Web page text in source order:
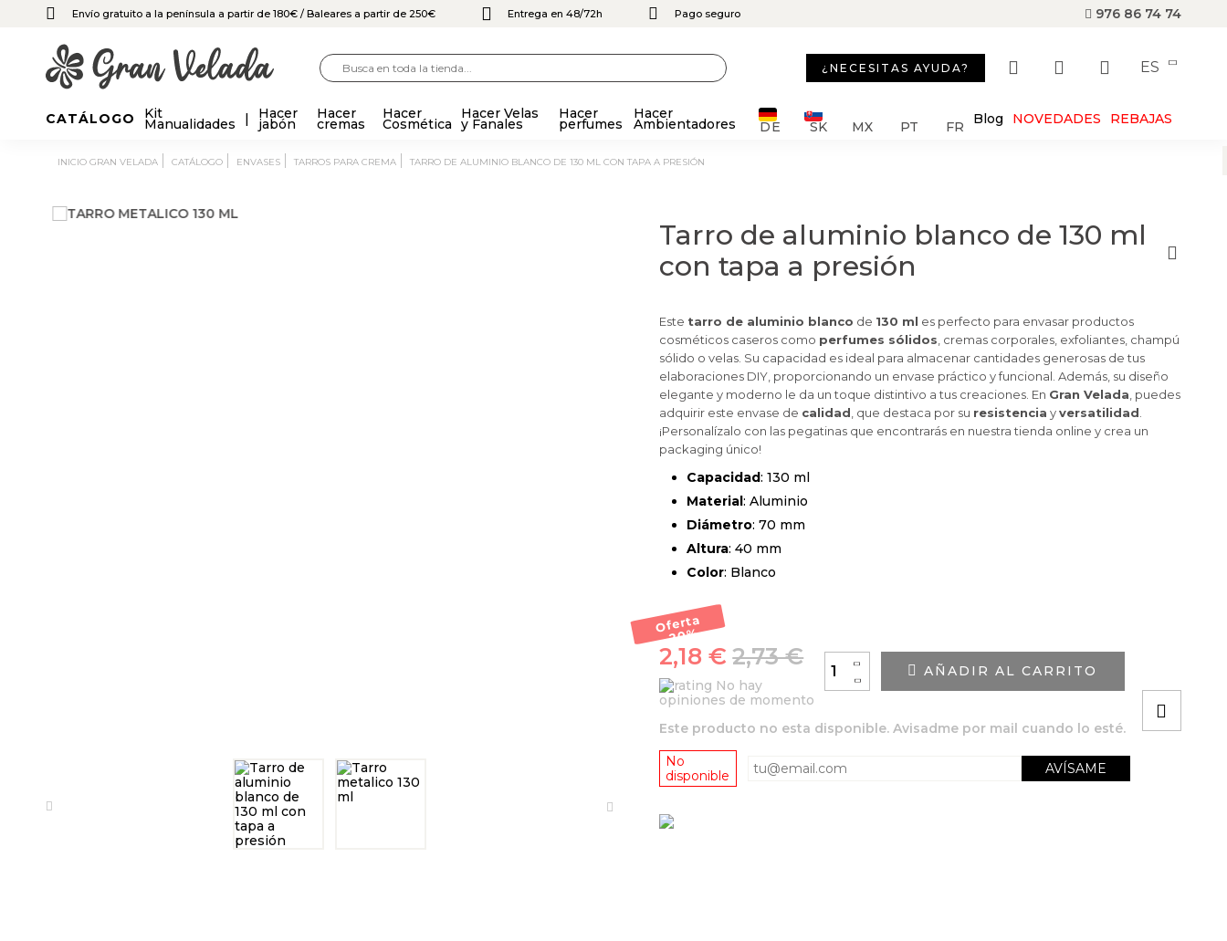
Envío gratuito a la península a partir de 180€ / Baleares a partir de 250€ Entrega en 48/72h Pago seguro 976 86 74 74
¿NECESITAS AYUDA? ES
CATÁLOGO Kit
Manualidades
Hacer
jabón
Hacer
cremas
Hacer
Cosmética
Hacer Velas
y Fanales
Hacer
perfumes
Hacer
Ambientadores DE SK MX PT FR Blog NOVEDADES REBAJAS
INICIO GRAN VELADA CATÁLOGO ENVASES TARROS PARA CREMA TARRO DE ALUMINIO BLANCO DE 130 ML CON TAPA A PRESIÓN
Tarro de aluminio blanco de 130 ml
con tapa a presión
Este tarro de aluminio blanco de 130 ml es perfecto para envasar productos
cosméticos caseros como perfumes sólidos , cremas corporales, exfoliantes, champú
sólido o velas. Su capacidad es ideal para almacenar cantidades generosas de tus
elaboraciones DIY, proporcionando un envase práctico y funcional. Además, su diseño
elegante y moderno le da un toque distintivo a tus creaciones. En Gran Velada , puedes
adquirir este envase de calidad , que destaca por su resistencia yversatilidad
¡Personalízalo con las pegatinas que encontrarás en nuestra tienda online y crea un
packaging único!
Capacidad: 130 ml
Material: Aluminio
Diámetro: 70 mm
Altura: 40 mm
Color: Blanco
Oferta
-20
%
2,73 €
2,18 €
No hay
opiniones de momento
-
+
AÑADIR AL CARRITO
Este producto no esta disponible. Avisadme por mail cuando lo esté.
No
disponible